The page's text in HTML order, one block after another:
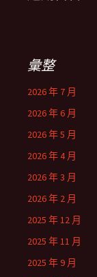
彙整
2026 年 7 月
2026 年 6 月
2026 年 5 月
2026 年 4 月
2026 年 3 月
2026 年 2 月
2025 年 12 月
2025 年 11 月
2025 年 9 月